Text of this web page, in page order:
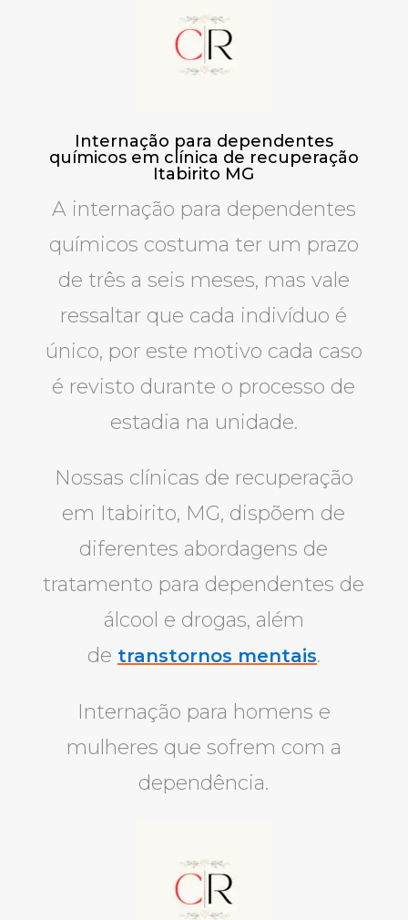
Internação para dependentes
químicos em clínica de recuperação
Itabirito MG
A internação para dependentes
químicos costuma ter um prazo
de três a seis meses, mas vale
ressaltar que cada indivíduo é
único, por este motivo cada caso
é revisto durante o processo de
estadia na unidade.
Nossas clínicas de recuperação
em Itabirito, MG, dispõem de
diferentes abordagens de
tratamento para dependentes de
álcool e drogas, além
de transtornos mentais.
Internação para homens e
mulheres que sofrem com a
dependência.